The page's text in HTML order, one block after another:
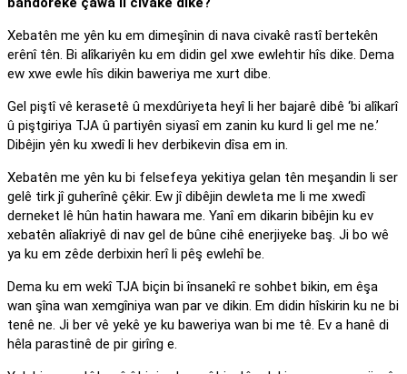
Xebatên me yên ku em dimeşînin di nava civakê rastî bertekên
erênî tên. Bi alîkariyên ku em didin gel xwe ewlehtir hîs dike. Dema
ew xwe ewle hîs dikin baweriya me xurt dibe.
Gel piştî vê kerasetê û mexdûriyeta heyî li her bajarê dibê ‘bi alîkarî
û piştgiriya TJA û partiyên siyasî em zanin ku kurd li gel me ne.’
Dibêjin yên ku xwedî li hev derbikevin dîsa em in.
Xebatên me yên ku bi felsefeya yekitiya gelan tên meşandin li ser
gelê tirk jî guherînê çêkir. Ew jî dibêjin dewleta me li me xwedî
derneket lê hûn hatin hawara me. Yanî em dikarin bibêjin ku ev
xebatên alîakriyê di nav gel de bûne cihê enerjiyeke baş. Ji bo wê
ya ku em zêde derbixin herî li pêş ewlehî be.
Dema ku em wekî TJA biçin bi însanekî re sohbet bikin, em êşa
wan şîna wan xemgîniya wan par ve dikin. Em didin hîskirin ku ne bi
tenê ne. Ji ber vê yekê ye ku baweriya wan bi me tê. Ev a hanê di
hêla parastinê de pir girîng e.